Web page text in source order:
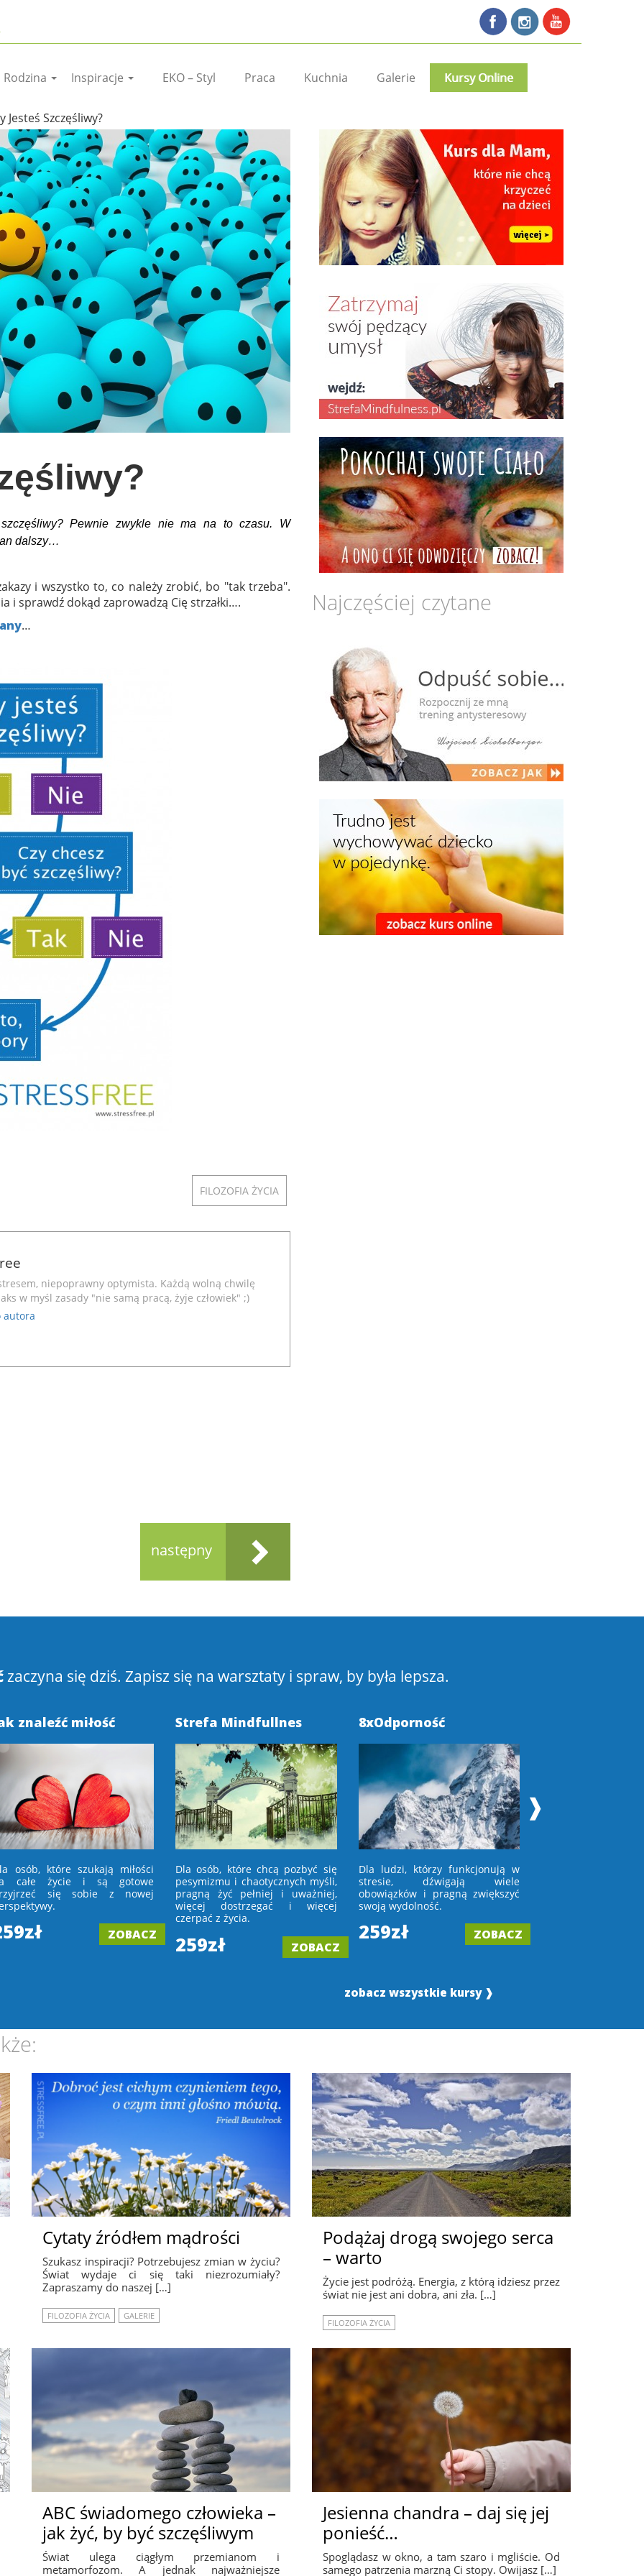
Rodzina Inspiracje EKO – Styl Praca Kuchnia Galerie Kursy Online
Jesteś Szczęśliwy?
Pewnie zwykle nie ma na to czasu. W
dalszy…
i wszystko to, co należy zrobić, bo "tak trzeba".
i sprawdź dokąd zaprowadzą Cię strzałki….
…
FILOZOFIA ŻYCIA
niepoprawny optymista. Każdą wolną chwilę
w myśl zasady "nie samą pracą, żyje człowiek" ;)
autora
następny
Najczęściej czytane
zaczyna się dziś. Zapisz się na warsztaty i spraw, by była lepsza.
znaleźć miłość
osób, które szukają miłości
całe życie i są gotowe
się sobie z nowej
ZOBACZ
Strefa Mindfullnes
Dla osób, które chcą pozbyć się
pesymizmu i chaotycznych myśli,
pragną żyć pełniej i uważniej,
więcej dostrzegać i więcej
czerpać z życia.
259zł ZOBACZ
8xOdporność
Dla ludzi, którzy funkcjonują w
stresie, dźwigają wiele
obowiązków i pragną zwiększyć
swoją wydolność.
259zł ZOBACZ
❱
zobacz wszystkie kursy ❱
Cytaty źródłem mądrości
Szukasz inspiracji? Potrzebujesz zmian w życiu?
Świat wydaje ci się taki niezrozumiały?
Zapraszamy do naszej […]
FILOZOFIA ŻYCIA GALERIE
Podążaj drogą swojego serca
– warto
Życie jest podróżą. Energia, z którą idziesz przez
świat nie jest ani dobra, ani zła. […]
FILOZOFIA ŻYCIA
ABC świadomego człowieka –
jak żyć, by być szczęśliwym
Świat ulega ciągłym przemianom i
metamorfozom. A jednak najważniejsze
Jesienna chandra – daj się jej
ponieść…
Spoglądasz w okno, a tam szaro i mgliście. Od
samego patrzenia marzną Ci stopy. Owijasz […]